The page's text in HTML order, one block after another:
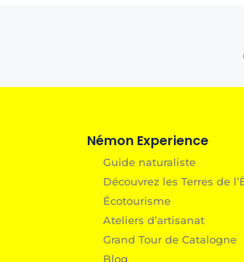
Némon Experience
Guide naturaliste
Découvrez les Terres de
Écotourisme
Ateliers d’artisanat
Grand Tour de Catalogne
Blog